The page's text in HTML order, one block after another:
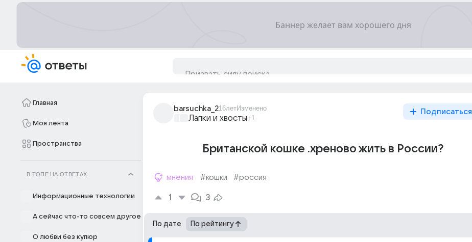
Главная
Моя лента
Пространства
В ТОПЕ НА ОТВЕТАХ
Информационные технологии
А сейчас что-то совсем другое
О любви без купюр
barsuchka_216летИзменено
Лапки и хвосты+1
Подписаться
Британской кошке .хреново жить в России?
мнения #кошки #россия
1 3
По дате По рейтингу